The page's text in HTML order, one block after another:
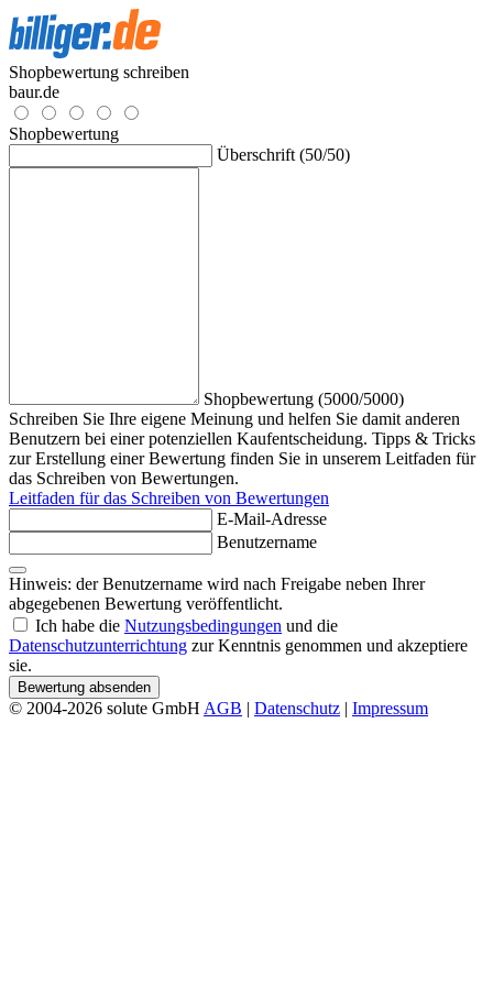
Shopbewertung schreiben
baur.de
Shopbewertung
Überschrift (50/50)
Shopbewertung (5000/5000)
Schreiben Sie Ihre eigene Meinung und helfen Sie damit anderen
Benutzern bei einer potenziellen Kaufentscheidung. Tipps & Tricks
zur Erstellung einer Bewertung finden Sie in unserem Leitfaden für
das Schreiben von Bewertungen.
Leitfaden für das Schreiben von Bewertungen
E-Mail-Adresse
Benutzername
Hinweis: der Benutzername wird nach Freigabe neben Ihrer
abgegebenen Bewertung veröffentlicht.
Ich habe die Nutzungsbedingungen und die
Datenschutzunterrichtung zur Kenntnis genommen und akzeptiere
sie.
Bewertung absenden
© 2004-2026 solute GmbH AGB | Datenschutz | Impressum